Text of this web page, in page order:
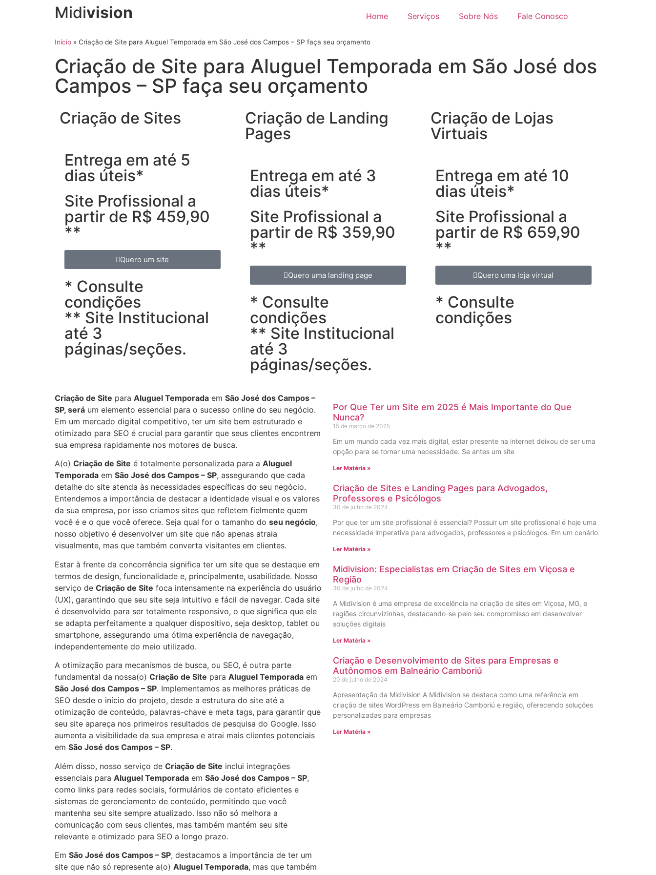
Midivision Home Serviços Sobre Nós Fale Conosco
Início » Criação de Site para Aluguel Temporada em São José dos Campos – SP faça seu orçamento
Criação de Site para Aluguel Temporada em São José dos
Campos – SP faça seu orçamento
Criação de Sites
Entrega em até 5
dias úteis*
Site Profissional a
partir de R$ 459,90
**
Quero um site
* Consulte
condições
** Site Institucional
até 3
páginas/seções.
Criação de Landing
Pages
Entrega em até 3
dias úteis*
Site Profissional a
partir de R$ 359,90
**
Quero uma landing page
* Consulte
condições
** Site Institucional
até 3
páginas/seções.
Criação de Lojas
Virtuais
Entrega em até 10
dias úteis*
Site Profissional a
partir de R$ 659,90
**
Quero uma loja virtual
* Consulte
condições
Criação de Site para Aluguel Temporada em São José dos Campos –
SP, será um elemento essencial para o sucesso online do seu negócio.
Em um mercado digital competitivo, ter um site bem estruturado e
otimizado para SEO é crucial para garantir que seus clientes encontrem
sua empresa rapidamente nos motores de busca.
A(o) Criação de Site é totalmente personalizada para a Aluguel
Temporada em São José dos Campos – SP, assegurando que cada
detalhe do site atenda às necessidades específicas do seu negócio.
Entendemos a importância de destacar a identidade visual e os valores
da sua empresa, por isso criamos sites que refletem fielmente quem
você é e o que você oferece. Seja qual for o tamanho do seu negócio,
nosso objetivo é desenvolver um site que não apenas atraia
visualmente, mas que também converta visitantes em clientes.
Estar à frente da concorrência significa ter um site que se destaque em
termos de design, funcionalidade e, principalmente, usabilidade. Nosso
serviço de Criação de Site foca intensamente na experiência do usuário
(UX), garantindo que seu site seja intuitivo e fácil de navegar. Cada site
é desenvolvido para ser totalmente responsivo, o que significa que ele
se adapta perfeitamente a qualquer dispositivo, seja desktop, tablet ou
smartphone, assegurando uma ótima experiência de navegação,
independentemente do meio utilizado.
A otimização para mecanismos de busca, ou SEO, é outra parte
fundamental da nossa(o) Criação de Site para Aluguel Temporada em
São José dos Campos – SP. Implementamos as melhores práticas de
SEO desde o início do projeto, desde a estrutura do site até a
otimização de conteúdo, palavras-chave e meta tags, para garantir que
seu site apareça nos primeiros resultados de pesquisa do Google. Isso
aumenta a visibilidade da sua empresa e atrai mais clientes potenciais
em São José dos Campos – SP.
Além disso, nosso serviço de Criação de Site inclui integrações
essenciais para Aluguel Temporada em São José dos Campos – SP,
como links para redes sociais, formulários de contato eficientes e
sistemas de gerenciamento de conteúdo, permitindo que você
mantenha seu site sempre atualizado. Isso não só melhora a
comunicação com seus clientes, mas também mantém seu site
relevante e otimizado para SEO a longo prazo.
Em São José dos Campos – SP, destacamos a importância de ter um
site que não só represente a(o) Aluguel Temporada, mas que também
Por Que Ter um Site em 2025 é Mais Importante do Que
Nunca?
15 de março de 2025
Em um mundo cada vez mais digital, estar presente na internet deixou de ser uma
opção para se tornar uma necessidade. Se antes um site
Ler Matéria »
Criação de Sites e Landing Pages para Advogados,
Professores e Psicólogos
30 de julho de 2024
Por que ter um site profissional é essencial? Possuir um site profissional é hoje uma
necessidade imperativa para advogados, professores e psicólogos. Em um cenário
Ler Matéria »
Midivision: Especialistas em Criação de Sites em Viçosa e
Região
30 de julho de 2024
A Midivision é uma empresa de excelência na criação de sites em Viçosa, MG, e
regiões circunvizinhas, destacando-se pelo seu compromisso em desenvolver
soluções digitais
Ler Matéria »
Criação e Desenvolvimento de Sites para Empresas e
Autônomos em Balneário Camboriú
20 de julho de 2024
Apresentação da Midivision A Midivision se destaca como uma referência em
criação de sites WordPress em Balneário Camboriú e região, oferecendo soluções
personalizadas para empresas
Ler Matéria »